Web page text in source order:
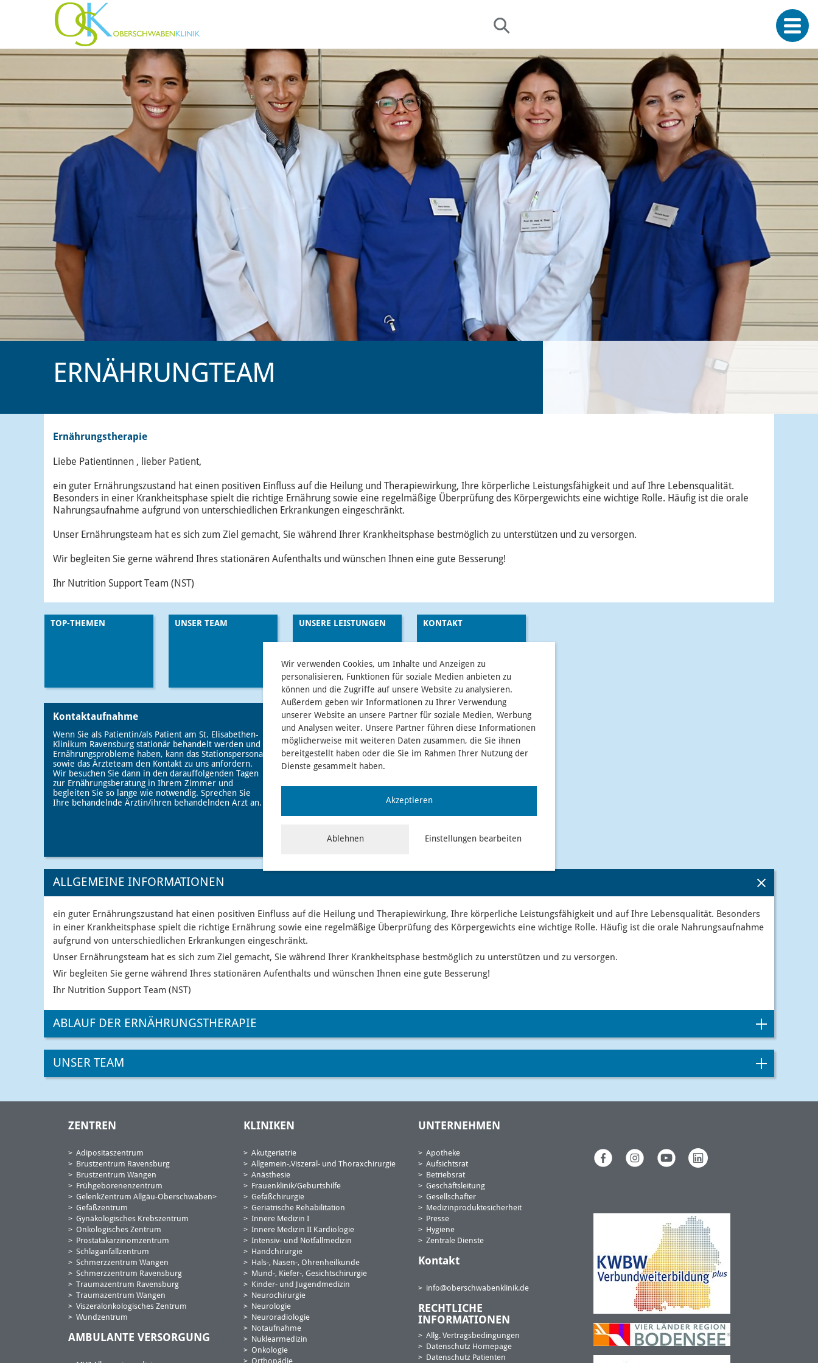
ERNÄHRUNGTEAM
Ernährungstherapie
Liebe Patientinnen , lieber Patient,
ein guter Ernährungszustand hat einen positiven Einfluss auf die Heilung und Therapiewirkung, Ihre körperliche Leistungsfähigkeit und auf Ihre Lebensqualität.
Besonders in einer Krankheitsphase spielt die richtige Ernährung sowie eine regelmäßige Überprüfung des Körpergewichts eine wichtige Rolle. Häufig ist die orale
Nahrungsaufnahme aufgrund von unterschiedlichen Erkrankungen eingeschränkt.
Unser Ernährungsteam hat es sich zum Ziel gemacht, Sie während Ihrer Krankheitsphase bestmöglich zu unterstützen und zu versorgen.
Wir begleiten Sie gerne während Ihres stationären Aufenthalts und wünschen Ihnen eine gute Besserung!
Ihr Nutrition Support Team (NST)
TOP-THEMEN UNSER TEAM UNSERE LEISTUNGEN KONTAKT
Kontaktaufnahme
Wenn Sie als Patientin/als Patient am St. Elisabethen-
Klinikum Ravensburg stationär behandelt werden und
Ernährungsprobleme haben, kann das Stationspersonal
sowie das Ärzteteam den Kontakt zu uns anfordern.
Wir besuchen Sie dann in den darauffolgenden Tagen
zur Ernährungsberatung in Ihrem Zimmer und
begleiten Sie so lange wie notwendig. Sprechen Sie
Ihre behandelnde Ärztin/ihren behandelnden Arzt an.
ALLGEMEINE INFORMATIONEN
ein guter Ernährungszustand hat einen positiven Einfluss auf die Heilung und Therapiewirkung, Ihre körperliche Leistungsfähigkeit und auf Ihre Lebensqualität. Besonders
in einer Krankheitsphase spielt die richtige Ernährung sowie eine regelmäßige Überprüfung des Körpergewichts eine wichtige Rolle. Häufig ist die orale Nahrungsaufnahme
aufgrund von unterschiedlichen Erkrankungen eingeschränkt.
Unser Ernährungsteam hat es sich zum Ziel gemacht, Sie während Ihrer Krankheitsphase bestmöglich zu unterstützen und zu versorgen.
Wir begleiten Sie gerne während Ihres stationären Aufenthalts und wünschen Ihnen eine gute Besserung!
Ihr Nutrition Support Team (NST)
ABLAUF DER ERNÄHRUNGSTHERAPIE
UNSER TEAM
ZENTREN
Adipositaszentrum
Brustzentrum Ravensburg
Brustzentrum Wangen
Frühgeborenenzentrum
GelenkZentrum Allgäu-Oberschwaben
Gefäßzentrum
Gynäkologisches Krebszentrum
Onkologisches Zentrum
Prostatakarzinomzentrum
Schlaganfallzentrum
Schmerzzentrum Wangen
Schmerzzentrum Ravensburg
Traumazentrum Ravensburg
Traumazentrum Wangen
Viszeralonkologisches Zentrum
Wundzentrum
AMBULANTE VERSORGUNG
KLINIKEN
Akutgeriatrie
Allgemein-,Viszeral- und Thoraxchirurgie
Anästhesie
Frauenklinik/Geburtshilfe
Gefäßchirurgie
Geriatrische Rehabilitation
Innere Medizin I
Innere Medizin II Kardiologie
Intensiv- und Notfallmedizin
Handchirurgie
Hals-, Nasen-, Ohrenheilkunde
Mund-, Kiefer-, Gesichtschirurgie
Kinder- und Jugendmedizin
Neurochirurgie
Neurologie
Neuroradiologie
Notaufnahme
Nuklearmedizin
Onkologie
UNTERNEHMEN
Apotheke
Aufsichtsrat
Betriebsrat
Geschäftsleitung
Gesellschafter
Medizinproduktesicherheit
Presse
Hygiene
Zentrale Dienste
Kontakt
info@oberschwabenklinik.de
RECHTLICHE
INFORMATIONEN
Allg. Vertragsbedingungen
Datenschutz Homepage
Datenschutz Patienten
Wir verwenden Cookies, um Inhalte und Anzeigen zu
personalisieren, Funktionen für soziale Medien anbieten zu
können und die Zugriffe auf unsere Website zu analysieren.
Außerdem geben wir Informationen zu Ihrer Verwendung
unserer Website an unsere Partner für soziale Medien, Werbung
und Analysen weiter. Unsere Partner führen diese Informationen
möglicherweise mit weiteren Daten zusammen, die Sie ihnen
bereitgestellt haben oder die Sie im Rahmen Ihrer Nutzung der
Dienste gesammelt haben.
Akzeptieren
Ablehnen Einstellungen bearbeiten